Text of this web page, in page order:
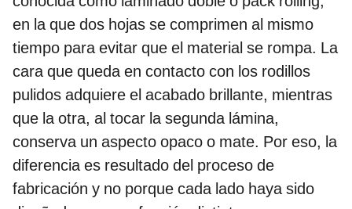
en la que dos hojas se comprimen al mismo
tiempo para evitar que el material se rompa. La
cara que queda en contacto con los rodillos
pulidos adquiere el acabado brillante, mientras
que la otra, al tocar la segunda lámina,
conserva un aspecto opaco o mate. Por eso, la
diferencia es resultado del proceso de
fabricación y no porque cada lado haya sido